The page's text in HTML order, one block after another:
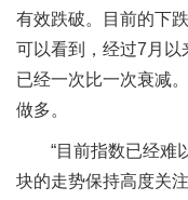
有效跌破。目前的下
可以看到，经过7月
已经一次比一次衰减
做多。
“目前指数已经难
块的走势保持高度关